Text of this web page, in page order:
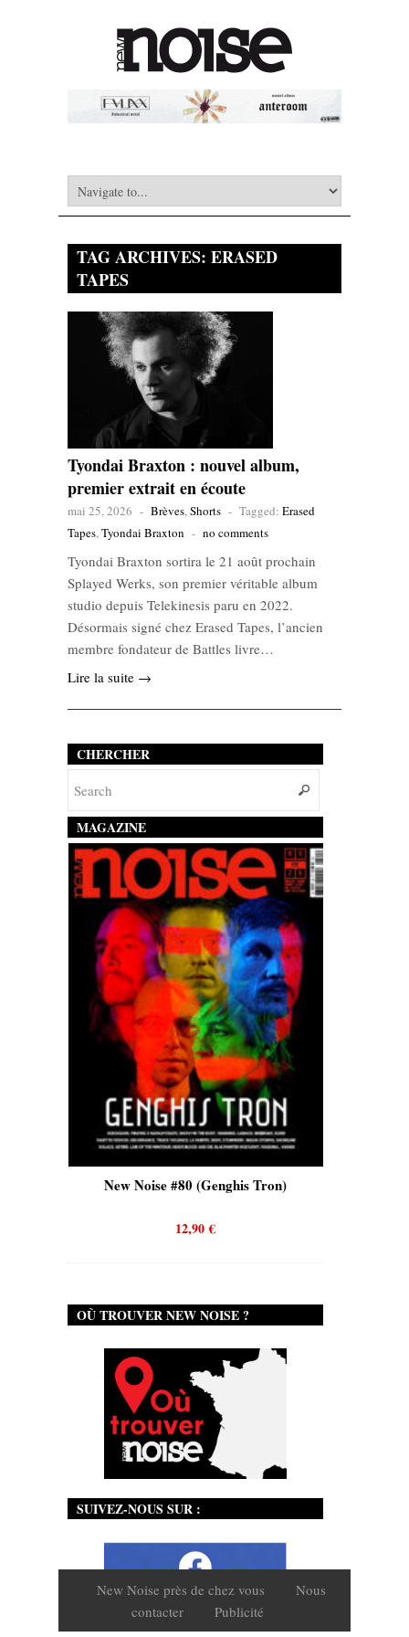
TAG ARCHIVES: ERASED
TAPES
Tyondai Braxton : nouvel album,
premier extrait en écoute
mai 25, 2026 - Brèves,Shorts - Tagged: Erased
Tapes,Tyondai Braxton - no comments
Tyondai Braxton sortira le 21 août prochain
Splayed Werks, son premier véritable album
studio depuis Telekinesis paru en 2022.
Désormais signé chez Erased Tapes, l’ancien
membre fondateur de Battles livre…
Lire la suite →
CHERCHER
MAGAZINE
New Noise #80 (Genghis Tron)
12,90€
OÙ TROUVER NEW NOISE ?
SUIVEZ-NOUS SUR :
New Noise près de chez vous
Nous
contacter
Publicité